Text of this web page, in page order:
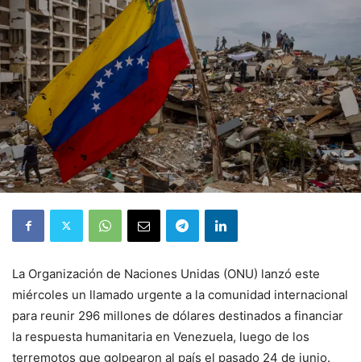
La Organización de Naciones Unidas (ONU) lanzó este
miércoles un llamado urgente a la comunidad internacional
para reunir 296 millones de dólares destinados a financiar
la respuesta humanitaria en Venezuela, luego de los
terremotos que golpearon al país el pasado 24 de junio.